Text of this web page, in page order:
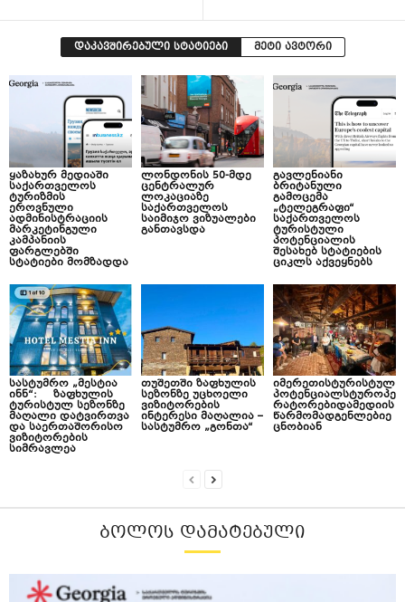
დაკავშირებული სტატიები მეტი ავტორი
ყაზახურ მედიაში
საქართველოს
ტურიზმის
ეროვნული
ადმინისტრაციის
მარკეტინგული
კამპანიის
ფარგლებში
სტატიები მომზადდა
ლონდონის 50-მდე
ცენტრალურ
ლოკაციაზე
საქართველოს
საიმიჯო ვიზუალები
განთავსდა
გავლენიანი
ბრიტანული
გამოცემა
„ტელეგრაფი“
საქართველოს
ტურისტული
პოტენციალის
შესახებ სტატიების
ციკლს აქვეყნებს
სასტუმრო „მესტია
ინნ“: ზაფხულის
ტურისტულ სეზონზე
მაღალი დატვირთვა
და საერთაშორისო
ვიზიტორების
სიმრავლეა
თუშეთში ზაფხულის
სეზონზე უცხოელი
ვიზიტორების
ინტერესი მაღალია –
სასტუმრო „გონთა“
იმერეთისტურისტულ
პოტენციალსტუროპე
რატორებიდამედიის
წარმომადგენლებიე
ცნობიან
ᲑᲝᲚᲝᲡ ᲓᲐᲛᲐᲢᲔᲑᲣᲚᲘ